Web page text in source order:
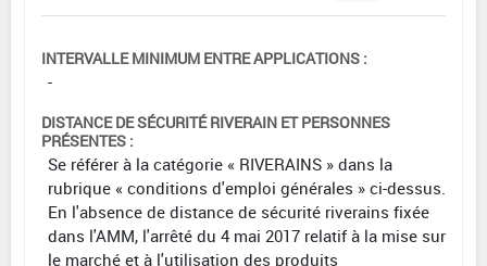
INTERVALLE MINIMUM ENTRE APPLICATIONS :
-
DISTANCE DE SÉCURITÉ RIVERAIN ET PERSONNES
PRÉSENTES :
Se référer à la catégorie « RIVERAINS » dans la
rubrique « conditions d'emploi générales » ci-dessus.
En l'absence de distance de sécurité riverains fixée
dans l'AMM, l'arrêté du 4 mai 2017 relatif à la mise sur
le marché et à l'utilisation des produits